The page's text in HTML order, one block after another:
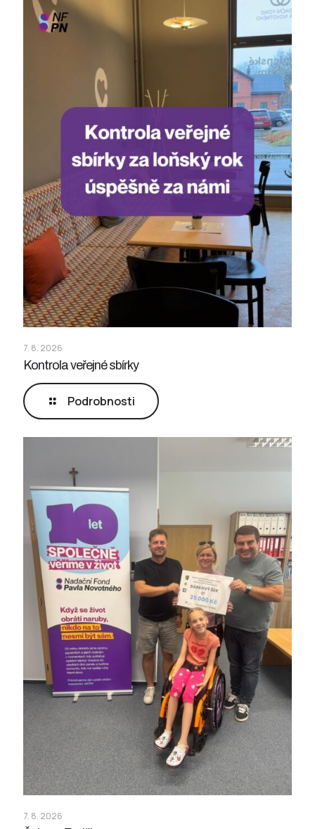
7. 8. 2026
Kontrola veřejné sbírky
Podrobnosti
7. 8. 2026